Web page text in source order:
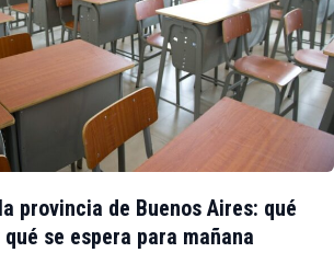
provincia de Buenos Aires: qué
se espera para mañana